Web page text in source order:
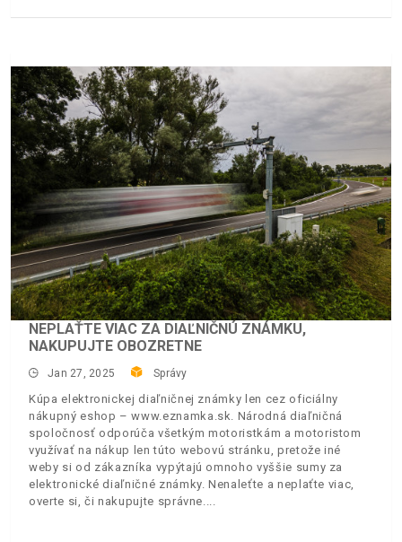
NEPLAŤTE VIAC ZA DIAĽNIČNÚ ZNÁMKU,
NAKUPUJTE OBOZRETNE
Jan 27, 2025 Správy
Kúpa elektronickej diaľničnej známky len cez oficiálny
nákupný eshop – www.eznamka.sk. Národná diaľničná
spoločnosť odporúča všetkým motoristkám a motoristom
využívať na nákup len túto webovú stránku, pretože iné
weby si od zákazníka vypýtajú omnoho vyššie sumy za
elektronické diaľničné známky. Nenaleťte a neplaťte viac,
overte si, či nakupujte správne.